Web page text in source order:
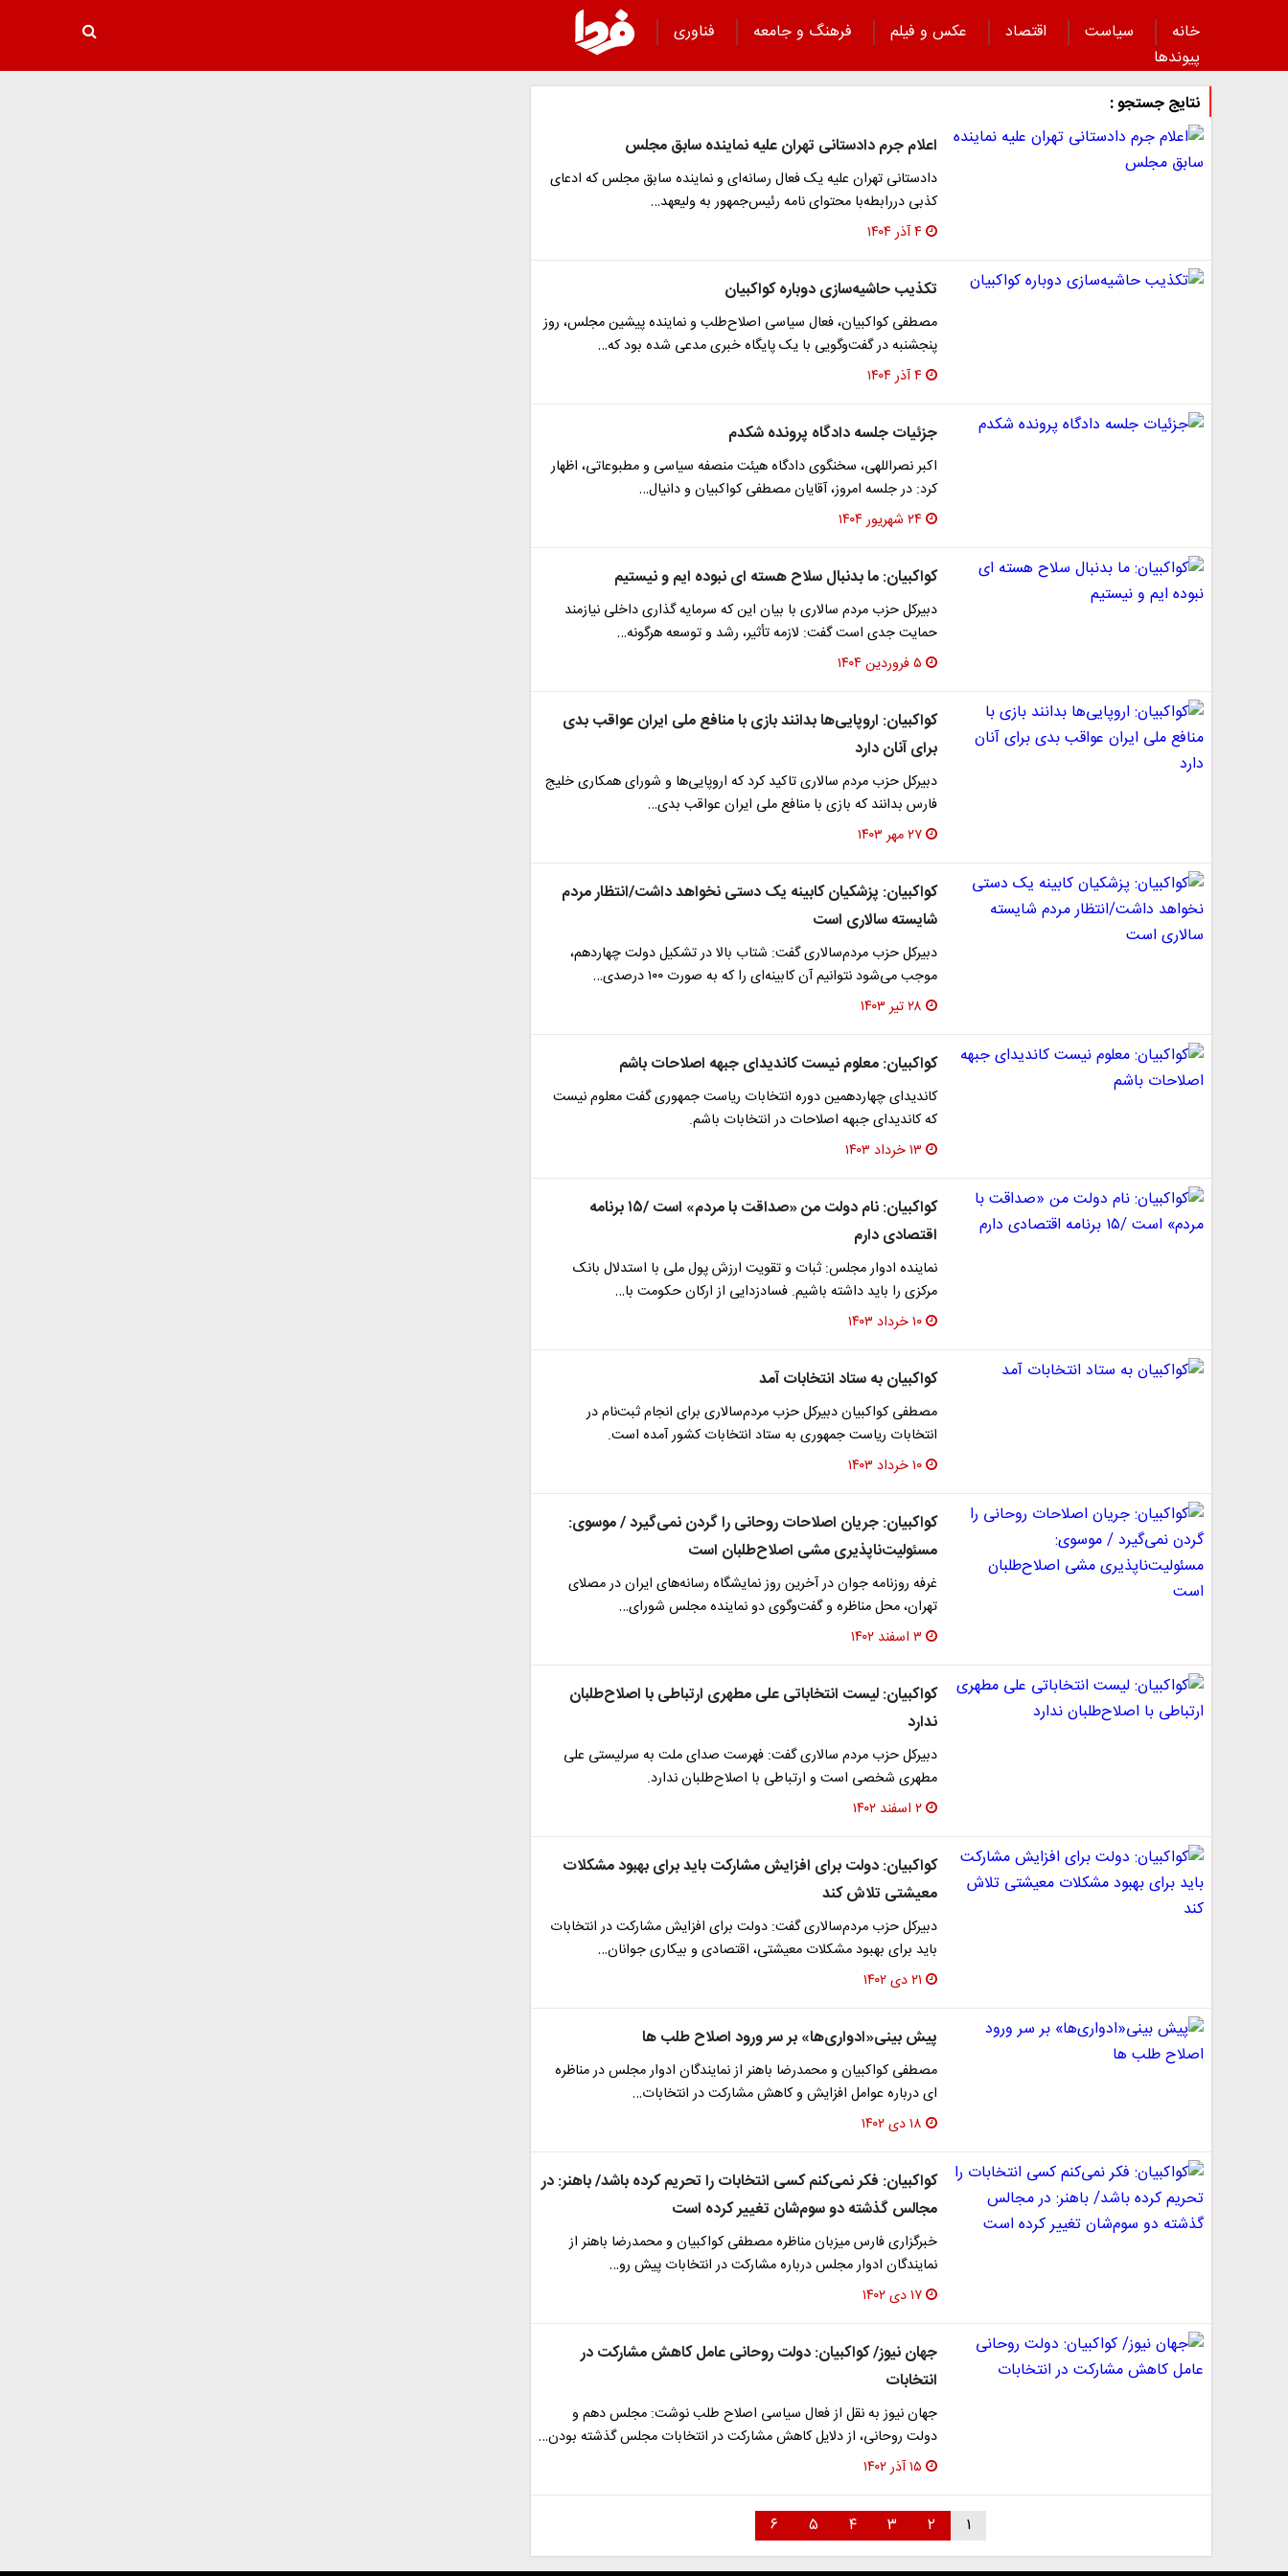
خانه سیاست اقتصاد عکس و فیلم فرهنگ و جامعه
فناوری
پیوند‌ها
نتایج جستجو :
اعلام جرم دادستانی تهران علیه نماینده سابق مجلس
دادستانی تهران علیه یک فعال رسانه‌ای و نماینده سابق مجلس که ادعای
کذبی دررابطه‌با محتوای نامه رئیس‌‎جمهور به ولیعهد…
۴ آذر ۱۴۰۴
تکذیب حاشیه‌سازی دوباره کواکبیان
مصطفی کواکبیان، فعال سیاسی اصلاح‌طلب و نماینده پیشین مجلس، روز
پنجشنبه در گفت‌وگویی با یک پایگاه خبری مدعی شده بود که…
۴ آذر ۱۴۰۴
جزئیات جلسه دادگاه پرونده شکدم
اکبر نصراللهی، سخنگوی دادگاه هیئت منصفه سیاسی و مطبوعاتی، اظهار
کرد: در جلسه امروز، آقایان مصطفی کواکبیان و دانیال…
۲۴ شهریور ۱۴۰۴
کواکبیان: ما بدنبال سلاح هسته ای نبوده ایم و نیستیم
دبیرکل حزب مردم سالاری با بیان این که سرمایه گذاری داخلی نیازمند
حمایت جدی است گفت: لازمه تأثیر، رشد و توسعه هرگونه…
۵ فروردین ۱۴۰۴
کواکبیان: اروپایی‌ها بدانند بازی با منافع ملی ایران عواقب بدی
برای آنان دارد
دبیرکل حزب مردم سالاری تاکید کرد که اروپایی‌ها و شورای همکاری خلیج
فارس بدانند که بازی با منافع ملی ایران عواقب بدی…
۲۷ مهر ۱۴۰۳
کواکبیان: پزشکیان کابینه یک دستی نخواهد داشت/انتظار مردم
شایسته سالاری است
دبیرکل حزب مردم‌سالاری گفت: شتاب بالا در تشکیل دولت چهاردهم،
موجب می‌شود نتوانیم آن کابینه‌ای را که به صورت ۱۰۰ درصدی…
۲۸ تیر ۱۴۰۳
کواکبیان: معلوم نیست کاندیدای جبهه اصلاحات باشم
کاندیدای چهاردهمین دوره انتخابات ریاست جمهوری گفت معلوم نیست
که کاندیدای جبهه اصلاحات در انتخابات باشم.
۱۳ خرداد ۱۴۰۳
کواکبیان: نام دولت من «صداقت با مردم» است /۱۵ برنامه
اقتصادی دارم
نماینده ادوار مجلس: ثبات و تقویت ارزش پول ملی با استدلال بانک
مرکزی را باید داشته باشیم. فسادزدایی از ارکان حکومت با…
۱۰ خرداد ۱۴۰۳
کواکبیان به ستاد انتخابات آمد
مصطفی کواکبیان دبیرکل حزب مردم‌سالاری برای انجام ثبت‌نام در
انتخابات ریاست جمهوری به ستاد انتخابات کشور آمده است.
۱۰ خرداد ۱۴۰۳
کواکبیان: جریان اصلاحات روحانی را گردن نمی‌گیرد / موسوی:
مسئولیت‌ناپذیری مشی اصلاح‌طلبان است
غرفه روزنامه جوان در آخرین روز نمایشگاه رسانه‌های ایران در مصلای
تهران، محل مناظره و گفت‌وگوی دو نماینده مجلس شورای…
۳ اسفند ۱۴۰۲
کواکبیان: لیست انتخاباتی علی مطهری ارتباطی با اصلاح‌طلبان
ندارد
دبیرکل حزب مردم سالاری گفت: فهرست صدای ملت به سرلیستی علی
مطهری شخصی است و ارتباطی با اصلاح‌طلبان ندارد.
۲ اسفند ۱۴۰۲
کواکبیان: دولت برای افزایش مشارکت باید برای بهبود مشکلات
معیشتی تلاش کند
دبیرکل حزب مردم‌سالاری گفت: دولت برای افزایش مشارکت در انتخابات
باید برای بهبود مشکلات معیشتی، اقتصادی و بیکاری جوانان…
۲۱ دی ۱۴۰۲
پیش بینی«ادواری‌ها» بر سر ورود اصلاح طلب ها
مصطفی کواکبیان و محمدرضا باهنر از نمایندگان ادوار مجلس در مناظره
ای درباره عوامل افزایش و کاهش مشارکت در انتخابات…
۱۸ دی ۱۴۰۲
کواکبیان: فکر نمی‌کنم کسی انتخابات را تحریم کرده باشد/ باهنر: در
مجالس گذشته دو سوم‌شان تغییر کرده است
خبرگزاری فارس میزبان مناظره مصطفی کواکبیان و محمدرضا باهنر از
نمایندگان ادوار مجلس درباره مشارکت در انتخابات پیش رو…
۱۷ دی ۱۴۰۲
جهان نیوز/ کواکبیان: دولت روحانی عامل کاهش مشارکت در
انتخابات
جهان نیوز به نقل از فعال سیاسی اصلاح طلب نوشت: مجلس دهم و
دولت روحانی، از دلایل کاهش مشارکت در انتخابات مجلس گذشته بودن…
۱۵ آذر ۱۴۰۲
۱ ۲ ۳ ۴ ۵ ۶